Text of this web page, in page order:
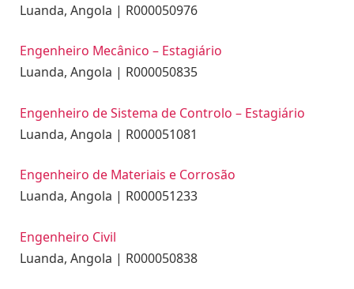
Luanda, Angola | R000050976
Engenheiro Mecânico – Estagiário
Luanda, Angola | R000050835
Engenheiro de Sistema de Controlo – Estagiário
Luanda, Angola | R000051081
Engenheiro de Materiais e Corrosão
Luanda, Angola | R000051233
Engenheiro Civil
Luanda, Angola | R000050838